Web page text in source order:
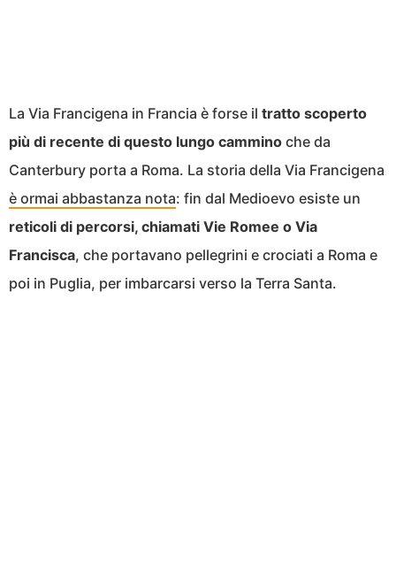
La Via Francigena in Francia è forse il tratto scoperto
più di recente di questo lungo cammino che da
Canterbury porta a Roma. La storia della Via Francigena
è ormai abbastanza nota: fin dal Medioevo esiste un
reticoli di percorsi, chiamati Vie Romee o Via
Francisca, che portavano pellegrini e crociati a Roma e
poi in Puglia, per imbarcarsi verso la Terra Santa.